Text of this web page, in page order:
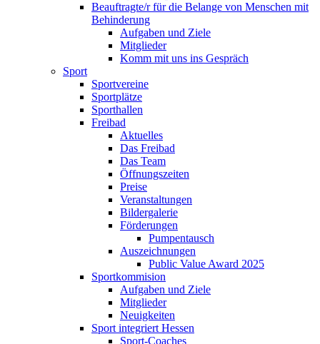
Beauftragte/r für die Belange von Menschen mit
Behinderung
Aufgaben und Ziele
Mitglieder
Komm mit uns ins Gespräch
Sport
Sportvereine
Sportplätze
Sporthallen
Freibad
Aktuelles
Das Freibad
Das Team
Öffnungszeiten
Preise
Veranstaltungen
Bildergalerie
Förderungen
Pumpentausch
Auszeichnungen
Public Value Award 2025
Sportkommision
Aufgaben und Ziele
Mitglieder
Neuigkeiten
Sport integriert Hessen
Sport-Coaches